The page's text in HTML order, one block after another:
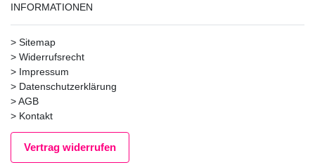
INFORMATIONEN
> Sitemap
> Widerrufsrecht
> Impressum
> Datenschutzerklärung
>AGB
> Kontakt
Vertrag widerrufen